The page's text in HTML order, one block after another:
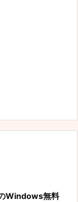
Windows無料